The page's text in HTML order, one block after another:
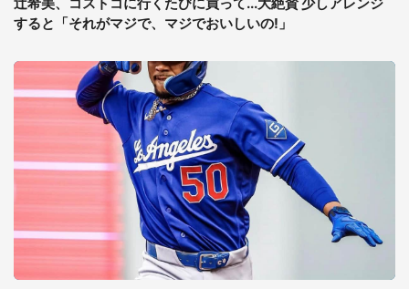
すると「それがマジで、マジでおいしいの!」